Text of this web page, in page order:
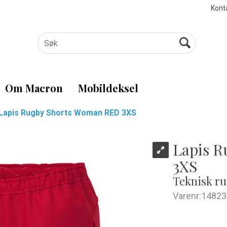
Om Macron Mobildeksel
Rugby Shorts Woman RED 3XS
Lapis
3XS
Teknisk
Varenr: